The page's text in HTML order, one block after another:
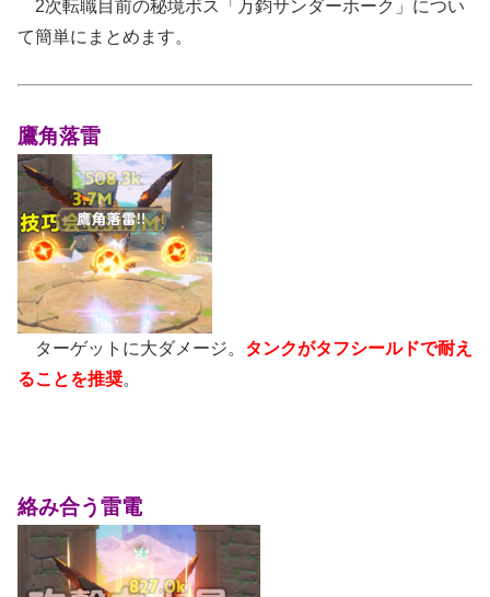
2次転職目前の秘境ボス「万鈞サンダーホーク」につい
て簡単にまとめます。
鷹角落雷
ターゲットに大ダメージ。 タンクがタフシールドで耐え
ることを推奨。
絡み合う雷電